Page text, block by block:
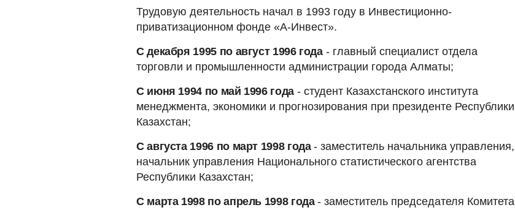
Трудовую деятельность начал в 1993 году в Инвестиционно-
приватизационном фонде «А-Инвест».
С декабря 1995 по август 1996 года- главный специалист отдела
торговли и промышленности администрации города Алматы;
С июня 1994 по май 1996 года- студент Казахстанского института
менеджмента, экономики и прогнозирования при президенте Республики
Казахстан;
С августа 1996 по март 1998 года- заместитель начальника управления,
начальник управления Национального статистического агентства
Республики Казахстан;
С марта 1998 по апрель 1998 года- заместитель председателя Комитета